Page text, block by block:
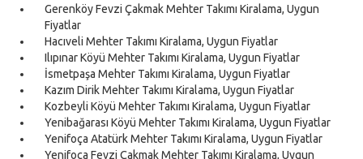
Gerenköy Fevzi Çakmak Mehter Takımı Kiralama, Uygun
Fiyatlar
Hacıveli Mehter Takımı Kiralama, Uygun Fiyatlar
Ilıpınar Köyü Mehter Takımı Kiralama, Uygun Fiyatlar
İsmetpaşa Mehter Takımı Kiralama, Uygun Fiyatlar
Kazım Dirik Mehter Takımı Kiralama, Uygun Fiyatlar
Kozbeyli Köyü Mehter Takımı Kiralama, Uygun Fiyatlar
Yenibağarası Köyü Mehter Takımı Kiralama, Uygun Fiyatlar
Yenifoça Atatürk Mehter Takımı Kiralama, Uygun Fiyatlar
Yenifoça Fevzi Çakmak Mehter Takımı Kiralama, Uygun